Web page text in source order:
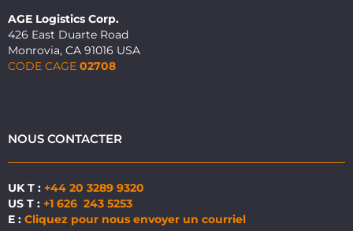
AGE Logistics Corp.
426 East Duarte Road
Monrovia, CA 91016 USA
CODE CAGE 02708
NOUS CONTACTER
UK T : +44 20 3289 9320
US T : +1 626 243 5253
E : Cliquez pour nous envoyer un courriel